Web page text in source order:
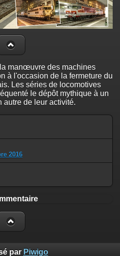
manœuvre des machines
à l'occasion de la fermeture du
Les séries de locomotives
le dépôt mythique à un
autre de leur activité.
2016
par Piwigo